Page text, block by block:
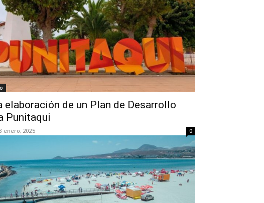
elaboración de un Plan de Desarrollo
Punitaqui
enero, 2025 0